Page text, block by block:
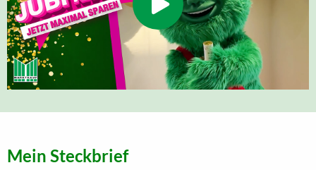
Mein Steckbrief